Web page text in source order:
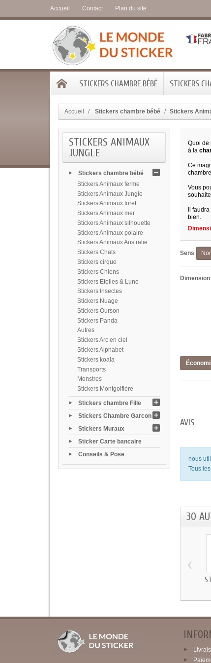
Accueil Contact Plan du site
STICKERS CHAMBRE BÉBÉ STICKERS
Accueil Stickers chambre bébé Stickers
STICKERS ANIMAUX
JUNGLE
Stickers chambre bébé
Stickers Animaux ferme
Stickers Animaux Jungle
Stickers Animaux foret
Stickers Animaux mer
Stickers Animaux silhouette
Stickers Animaux polaire
Stickers Animaux Australie
Stickers Chats
Stickers cirque
Stickers Chiens
Stickers Etoiles & Lune
Stickers Insectes
Stickers Nuage
Stickers Ourson
Stickers Panda
Autres
Stickers Arc en ciel
Stickers Alphabet
Stickers koala
Transports
Monstres
Stickers Montgolfière
Stickers chambre Fille
Stickers Chambre Garcon
Stickers Muraux
Sticker Carte bancaire
Conseils & Pose
Quoi
à la
Ce
Vous
Il
bien.
Sens
Dimension
AVIS
nous
Tous
30
‹